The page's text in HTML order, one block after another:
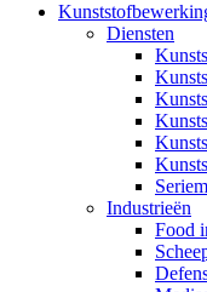
Diensten
Industrieën
Food